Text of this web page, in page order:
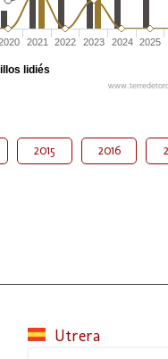
lidiés
2021 2022 2023 2024 2025
2015 2016
Utrera